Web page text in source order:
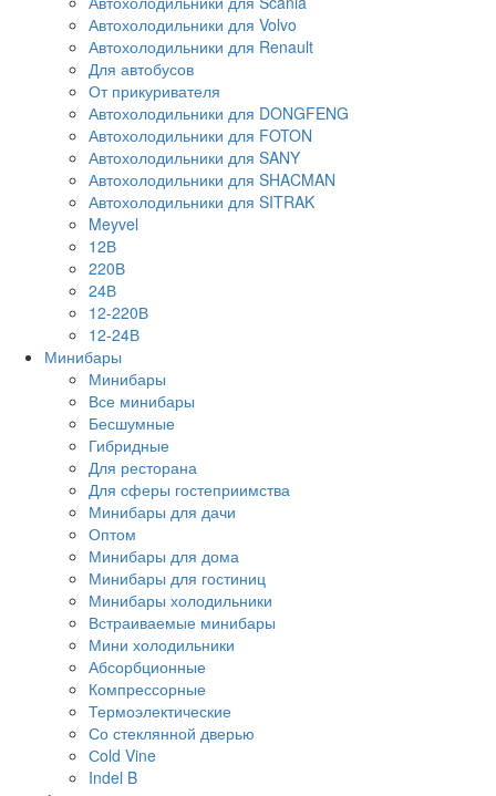
Автохолодильники для Volvo
Автохолодильники для Renault
Для автобусов
От прикуривателя
Автохолодильники для DONGFENG
Автохолодильники для FOTON
Автохолодильники для SANY
Автохолодильники для SHACMAN
Автохолодильники для SITRAK
Meyvel
12В
220В
24В
12-220В
12-24В
Минибары
Минибары
Все минибары
Бесшумные
Гибридные
Для ресторана
Для сферы гостеприимства
Минибары для дачи
Оптом
Минибары для дома
Минибары для гостиниц
Минибары холодильники
Встраиваемые минибары
Мини холодильники
Абсорбционные
Компрессорные
Термоэлектические
Со стеклянной дверью
Сold Vine
Indel B